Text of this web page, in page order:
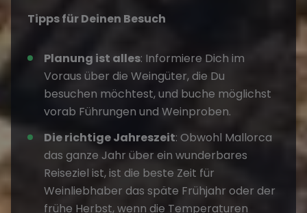
Tipps für Deinen Besuch
Planung ist alles: Informiere Dich im
Voraus über die Weingüter, die Du
besuchen möchtest, und buche möglichst
vorab Führungen und Weinproben.
Die richtige Jahreszeit: Obwohl Mallorca
das ganze Jahr über ein wunderbares
Reiseziel ist, ist die beste Zeit für
Weinliebhaber das späte Frühjahr oder der
frühe Herbst, wenn die Temperaturen